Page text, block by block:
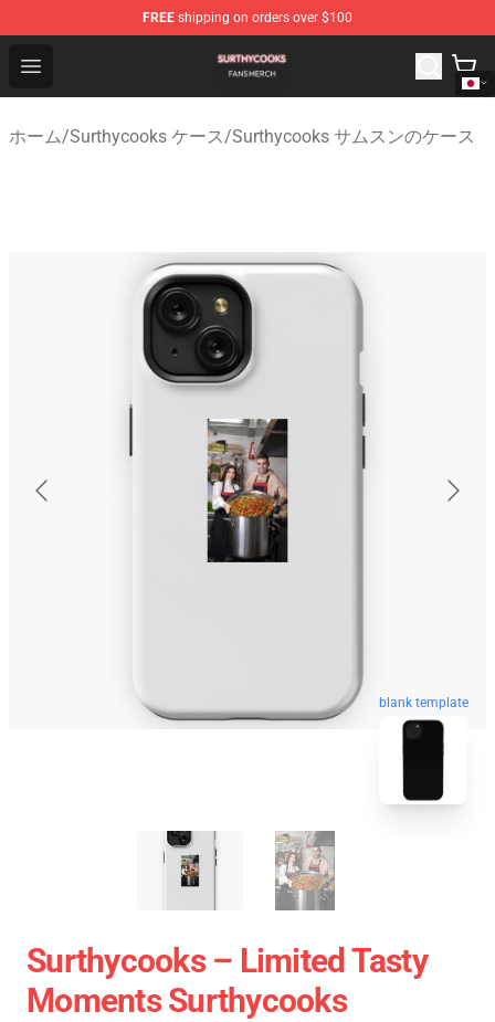
FREE shipping on orders over $100
Open menu
Surthycooks Shop - Official Surthycooks Merchandise
ホーム/Surthycooks ケース/Surthycooks サムスンのケース
blank template
Surthycooks – Limited Tasty
Moments Surthycooks